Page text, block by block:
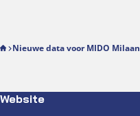
Nieuwe data voor MIDO Milaan
Website